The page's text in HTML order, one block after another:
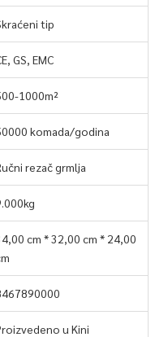
tip
GS, EMC
1000m²
komada/godina
rezač grmlja
cm * 32,00 cm * 24,00
u Kini